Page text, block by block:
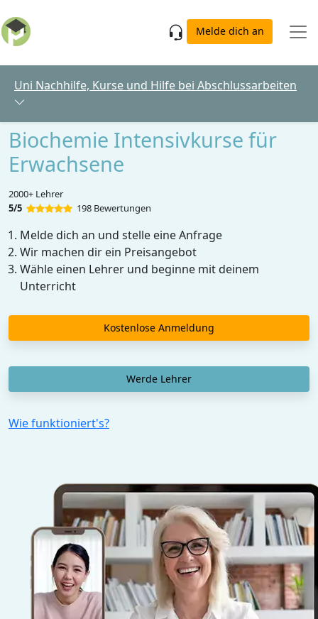
Melde dich an
Uni Nachhilfe, Kurse und Hilfe bei Abschlussarbeiten
Biochemie Intensivkurse für
Erwachsene
2000+ Lehrer
5/5
198 Bewertungen
Melde dich an und stelle eine Anfrage
Wir machen dir ein Preisangebot
Wähle einen Lehrer und beginne mit deinem
Unterricht
Kostenlose Anmeldung
Werde Lehrer
Wie funktioniert's?